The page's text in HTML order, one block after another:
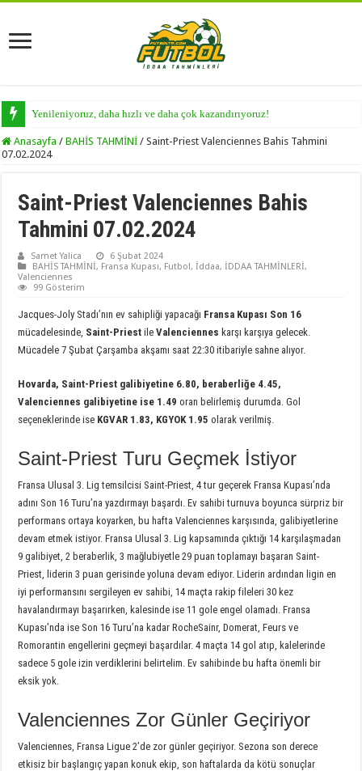
Yenileniyoruz, daha hızlı ve daha çok kazandırıyoruz!
Anasayfa / BAHİS TAHMİNİ / Saint-Priest Valenciennes Bahis Tahmini
07.02.2024
Saint-Priest Valenciennes Bahis
Tahmini 07.02.2024
Samet Yalica
6 Şubat 2024
BAHİS TAHMİNİ, Fransa Kupası, Futbol,İddaa,İDDAA TAHMİNLERİ,
Valenciennes
99 Gösterim
Jacques-Joly Stadı’nın ev sahipliği yapacağı Fransa Kupası Son 16
mücadelesinde, Saint-Priest ileValenciennes karşı karşıya gelecek.
Mücadele 7 Şubat Çarşamba akşamı saat 22:30 itibariyle sahne alıyor.
Hovarda, Saint-Priest galibiyetine 6.80, beraberliğe 4.45,
Valenciennes galibiyetine ise 1.49oran belirlemiş durumda. Gol
seçeneklerinde ise KGVAR 1.83, KGYOK 1.95 olarak verilmiş.
Saint-Priest Turu Geçmek İstiyor
Fransa Ulusal 3. Lig temsilcisi Saint-Priest, 4 tur geçerek Fransa Kupası’nda
adını Son 16 Turu’na yazdırmayı başardı. Ev sahibi turnuva boyunca sürpriz bir
performans ortaya koyarken, bu hafta Valenciennes karşısında, galibiyetlerine
devam etmek istiyor. Fransa Ulusal 3. Lig kapsamında çıktığı 14 karşılaşmadan
9 galibiyet, 2 beraberlik, 3 mağlubiyetle 29 puan toplamayı başaran Saint-
Priest, liderin 3 puan gerisinde yoluna devam ediyor. Liderin ardından ligin en
iyi performansını sergileyen ev sahibi, 14 maçta rakip fileleri 30 kez
havalandırmayı başarırken, kalesinde ise 11 gole engel olamadı. Fransa
Kupası’nda ise Son 16 Turu’na kadar RocheSainr, Domerat, Feurs ve
Romorantin engellerini geçmeyi başardılar. 4 maçta 14 gol atıp, kalelerinde
sadece 5 gole izin verdiklerini belirtelim. Ev sahibinde bu hafta önemli bir
eksik yok.
Valenciennes Zor Günler Geçiriyor
Valenciennes, Fransa Ligue 2’de zor günler geçiriyor. Sezona son derece
etkisiz bir başlangıç yapan konuk ekip, son haftalarda da kötü sonuçlar